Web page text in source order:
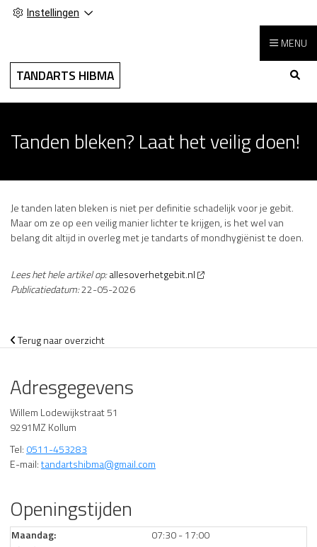
Instellingen
TANDARTS HIBMA
MENU
Tanden bleken? Laat het veilig doen!
Je tanden laten bleken is niet per definitie schadelijk voor je gebit.
Maar om ze op een veilig manier lichter te krijgen, is het wel van
belang dit altijd in overleg met je tandarts of mondhygiënist te doen.
Lees het hele artikel op:allesoverhetgebit.nl
Publicatiedatum:22-05-2026
Terug naar overzicht
Adresgegevens
Willem Lodewijkstraat 51
9291MZ Kollum
Tel: 0511-453283
E-mail:tandartshibma@gmail.com
Openingstijden
Maandag:
07:30 - 17:00